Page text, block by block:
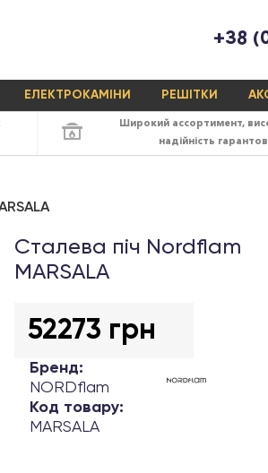
+38
ЕЛЕКТРОКАМІНИ РЕШІТКИ
Широкий ассортимент,
надійність
Сталева піч Nordflam
MARSALA
52273 грн
Бренд:
NORDflam
Код товару:
MARSALA